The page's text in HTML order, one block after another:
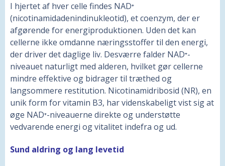
I hjertet af hver celle findes NAD⁺
(nicotinamidadenindinukleotid), et coenzym, der er
afgørende for energiproduktionen. Uden det kan
cellerne ikke omdanne næringsstoffer til den energi,
der driver det daglige liv. Desværre falder NAD⁺-
niveauet naturligt med alderen, hvilket gør cellerne
mindre effektive og bidrager til træthed og
langsommere restitution. Nicotinamidribosid (NR), en
unik form for vitamin B3, har videnskabeligt vist sig at
øge NAD⁺-niveauerne direkte og understøtte
vedvarende energi og vitalitet indefra og ud.
Sund aldring og lang levetid